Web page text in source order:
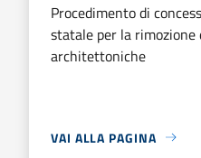
Procedimento di
statale per la rimozione
architettoniche
VAI ALLA PAGINA